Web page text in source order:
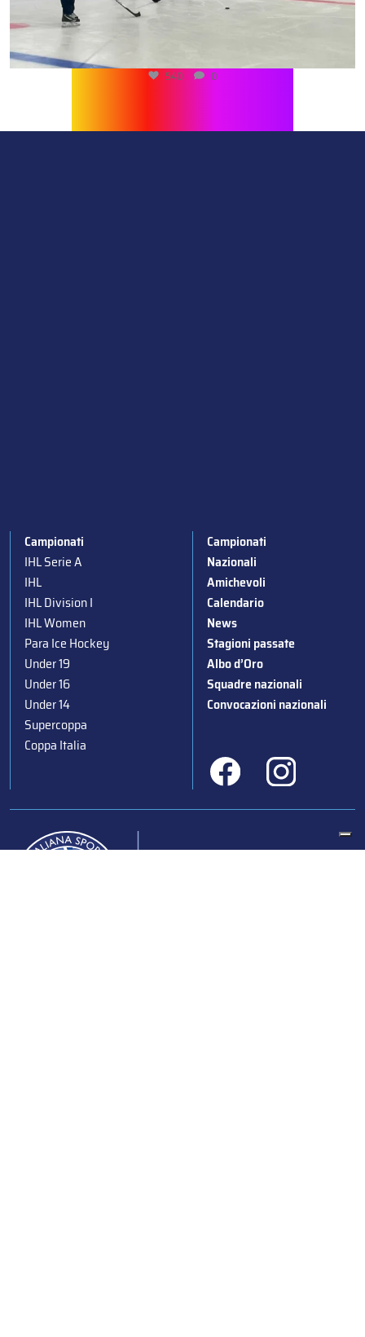
540 0
Campionati
IHL Serie A
IHL
IHL Division I
IHL Women
Para Ice Hockey
Under 19
Under 16
Under 14
Supercoppa
Coppa Italia
Campionati
Nazionali
Amichevoli
Calendario
News
Stagioni passate
Albo d’Oro
Squadre nazionali
Convocazioni nazionali